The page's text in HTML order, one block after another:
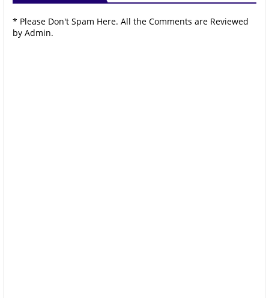
* Please Don't Spam Here. All the Comments are Reviewed
by Admin.